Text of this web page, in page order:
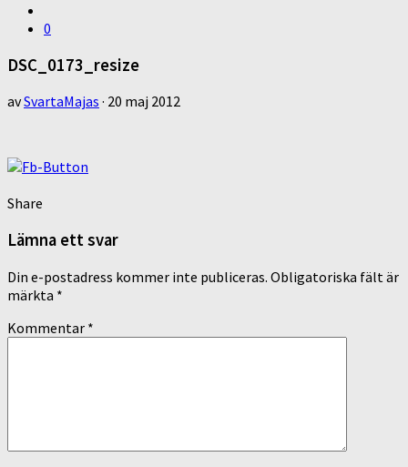
0
DSC_0173_resize
avSvartaMajas · 20 maj 2012
Share
Lämna ett svar
Din e-postadress kommer inte publiceras. Obligatoriska fält är
märkta *
Kommentar *